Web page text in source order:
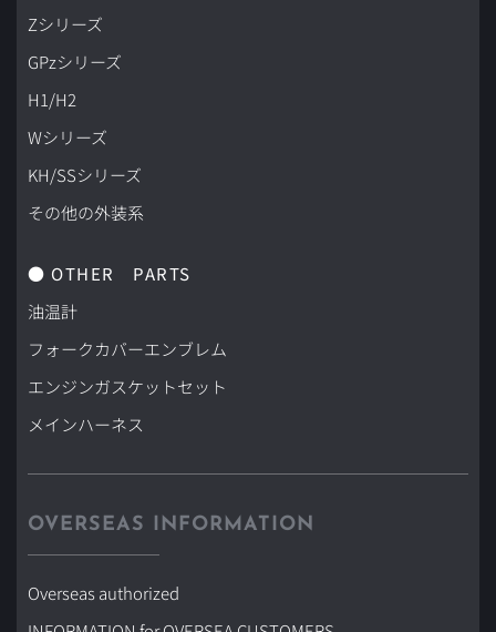
Zシリーズ
GPzシリーズ
H1/H2
Wシリーズ
KH/SSシリーズ
その他の外装系
● OTHER　PARTS
油温計
フォークカバーエンブレム
エンジンガスケットセット
メインハーネス
OVERSEAS INFORMATION
Overseas authorized